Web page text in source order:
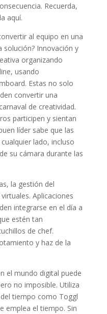
Recuerda,
aquí.
al equipo en una
solución? Innovación y
organizando
usando
Estas no solo
convertir una
de creatividad.
participen y sientan
líder sabe que las
lado, incluso
su cámara durante las
la gestión del
Aplicaciones
integrarse en el día a
estén tan
de chef.
y haz de la
el mundo digital puede
no imposible. Utiliza
tiempo como Toggl
emplea el tiempo. Sin